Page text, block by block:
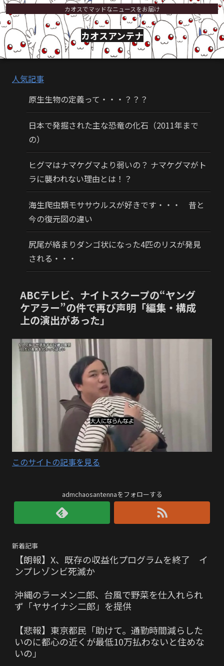
カオスでマッドなニュースをお届け
カオスアンテナ
人気記事
原生生物の定義って・・・？？？
日本で発掘された主な恐竜の化石（2011年まで
の）
ヒグマはナマケグマより弱いの？ ナマケグマがト
ラに襲われない理由とは！？
海生爬虫類モササウルスが好きです・・・ 昔と
今の復元図の違い
尻尾が絡まりダンゴ状になった4匹のリスが発見
される・・・
ABCテレビ、ナイトスクープの“ヤング
ケアラー”の件で再び声明「編集・構成
上の演出があった」
このサイトの記事を見る
admchaosantennaをフォローする
新着記事
【朗報】X、既存の収益化プログラムを終了 イ
ンプレゾンビ死滅か
沖縄のラーメン二郎、台風で野菜を仕入れられ
ず「ヤサイナシ二郎」を提供
【悲報】東京都民「助けて。通勤時間減らした
いのに都心の近くが最低10万払わないと住めな
いの」